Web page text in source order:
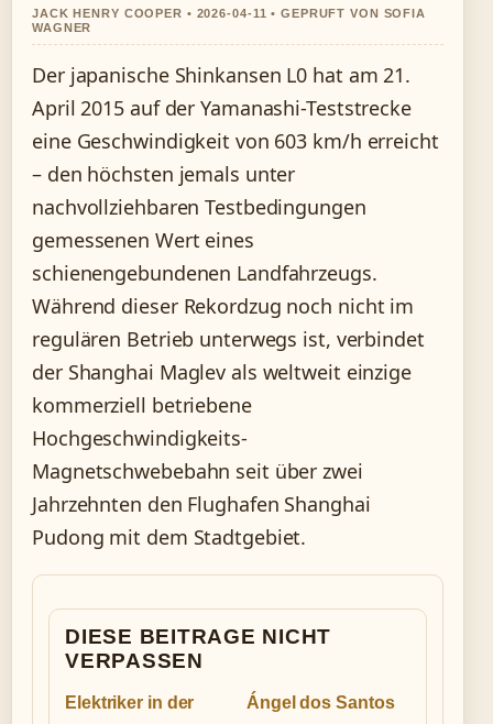
JACK HENRY COOPER • 2026-04-11 • GEPRUFT VON SOFIA
WAGNER
Der japanische Shinkansen L0 hat am 21.
April 2015 auf der Yamanashi-Teststrecke
eine Geschwindigkeit von 603 km/h erreicht
– den höchsten jemals unter
nachvollziehbaren Testbedingungen
gemessenen Wert eines
schienengebundenen Landfahrzeugs.
Während dieser Rekordzug noch nicht im
regulären Betrieb unterwegs ist, verbindet
der Shanghai Maglev als weltweit einzige
kommerziell betriebene
Hochgeschwindigkeits-
Magnetschwebebahn seit über zwei
Jahrzehnten den Flughafen Shanghai
Pudong mit dem Stadtgebiet.
DIESE BEITRAGE NICHT
VERPASSEN
Elektriker in der
Ángel dos Santos